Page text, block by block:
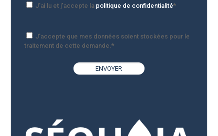
J'ai lu et j'accepte la politique de confidentialité*
J'accepte que mes données soient stockées pour le
traitement de cette demande.*